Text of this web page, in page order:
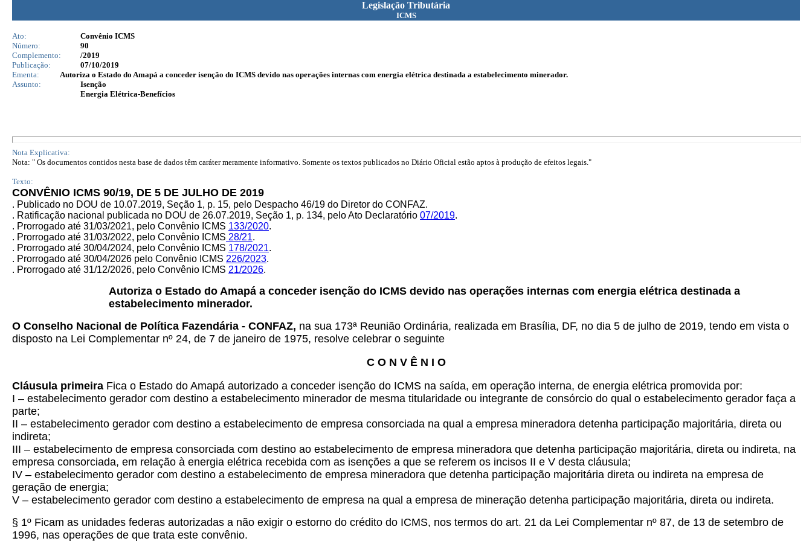
Legislação Tributária
ICMS
Ato:
Convênio ICMS
Número:
90
Complemento:
/2019
Publicação:
07/10/2019
Ementa:
Autoriza o Estado do Amapá a conceder isenção do ICMS devido nas operações internas com energia elétrica destinada a estabelecimento minerador.
Assunto:
Isenção
Energia Elétrica-Benefícios
Nota Explicativa:
Nota: " Os documentos contidos nesta base de dados têm caráter meramente informativo. Somente os textos publicados no Diário Oficial estão aptos à produção de efeitos legais."
Texto:
CONVÊNIO ICMS 90/19, DE 5 DE JULHO DE 2019
. Publicado no DOU de 10.07.2019, Seção 1, p. 15, pelo Despacho 46/19 do Diretor do CONFAZ.
. Ratificação nacional publicada no DOU de 26.07.2019, Seção 1, p. 134, pelo Ato Declaratório 07/2019.
. Prorrogado até 31/03/2021, pelo Convênio ICMS 133/2020.
. Prorrogado até 31/03/2022, pelo Convênio ICMS 28/21.
. Prorrogado até 30/04/2024, pelo Convênio ICMS 178/2021.
. Prorrogado até 30/04/2026 pelo Convênio ICMS 226/2023.
. Prorrogado até 31/12/2026, pelo Convênio ICMS 21/2026.
Autoriza o Estado do Amapá a conceder isenção do ICMS devido nas operações internas com energia elétrica destinada a
estabelecimento minerador.
O Conselho Nacional de Política Fazendária - CONFAZ, na sua 173ª Reunião Ordinária, realizada em Brasília, DF, no dia 5 de julho de 2019, tendo em vista o
disposto na Lei Complementar nº 24, de 7 de janeiro de 1975, resolve celebrar o seguinte
C O N V Ê N I O
Cláusula primeira Fica o Estado do Amapá autorizado a conceder isenção do ICMS na saída, em operação interna, de energia elétrica promovida por:
I – estabelecimento gerador com destino a estabelecimento minerador de mesma titularidade ou integrante de consórcio do qual o estabelecimento gerador faça a
parte;
II – estabelecimento gerador com destino a estabelecimento de empresa consorciada na qual a empresa mineradora detenha participação majoritária, direta ou
indireta;
III – estabelecimento de empresa consorciada com destino ao estabelecimento de empresa mineradora que detenha participação majoritária, direta ou indireta, na
empresa consorciada, em relação à energia elétrica recebida com as isenções a que se referem os incisos II e V desta cláusula;
IV – estabelecimento gerador com destino a estabelecimento de empresa mineradora que detenha participação majoritária direta ou indireta na empresa de
geração de energia;
V – estabelecimento gerador com destino a estabelecimento de empresa na qual a empresa de mineração detenha participação majoritária, direta ou indireta.
§ 1º Ficam as unidades federas autorizadas a não exigir o estorno do crédito do ICMS, nos termos do art. 21 da Lei Complementar nº 87, de 13 de setembro de
1996, nas operações de que trata este convênio.